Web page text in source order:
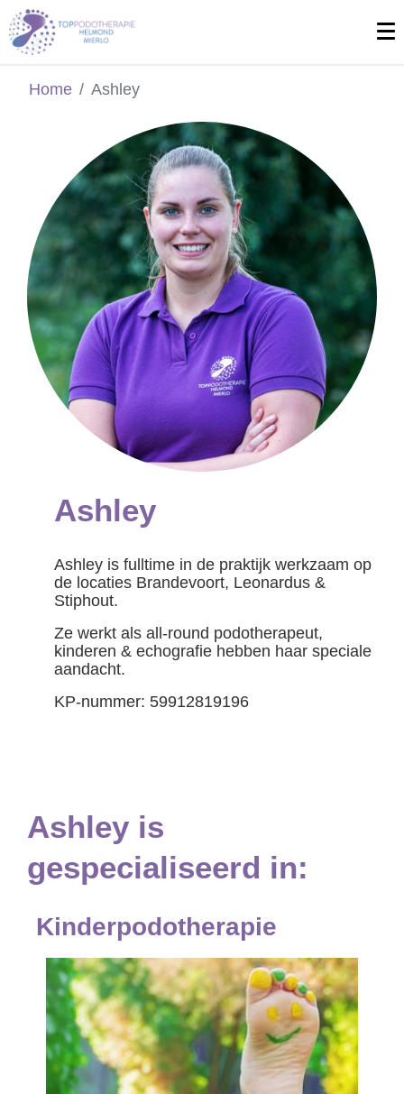
Home Ashley
Ashley
Ashley is fulltime in de praktijk werkzaam op
de locaties Brandevoort, Leonardus &
Stiphout.
Ze werkt als all-round podotherapeut,
kinderen & echografie hebben haar speciale
aandacht.
KP-nummer: 59912819196
Ashley is
gespecialiseerd in:
Kinderpodotherapie